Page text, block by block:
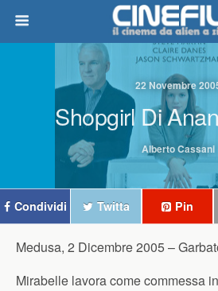
22 Novembre
Shopgirl Di
Alberto Cassani
Condividi Twitta Pin
Medusa, 2 Dicembre 2005 –
Mirabelle lavora come commessa